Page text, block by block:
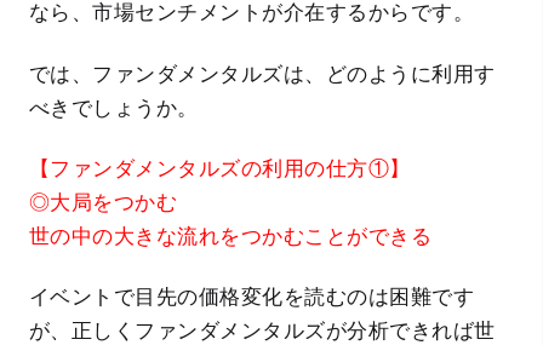
なら、市場センチメントが介在するからです。
では、ファンダメンタルズは、どのように利用す
べきでしょうか。
【ファンダメンタルズの利用の仕方①】
◎大局をつかむ
世の中の大きな流れをつかむことができる
イベントで目先の価格変化を読むのは困難です
が、正しくファンダメンタルズが分析できれば世